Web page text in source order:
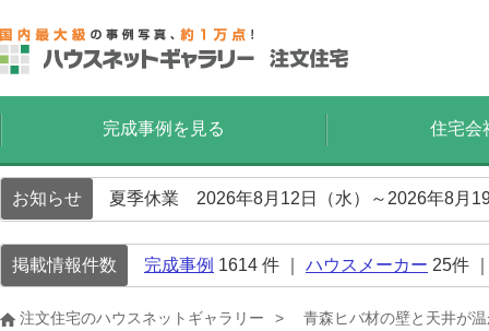
完成事例を見る 住宅会
お知らせ 夏季休業 2026年8月12日（水）～2026年8月
掲載情報件数 完成事例 1614 件 ｜ ハウスメーカー 25件
注文住宅のハウスネットギャラリー 青森ヒバ材の壁と天井が